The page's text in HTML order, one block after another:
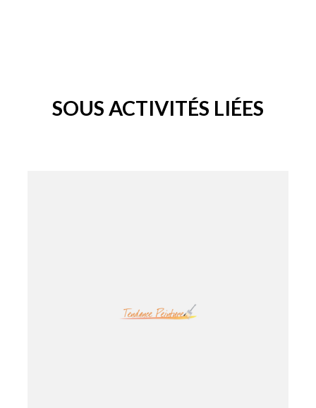
SOUS ACTIVITÉS LIÉES